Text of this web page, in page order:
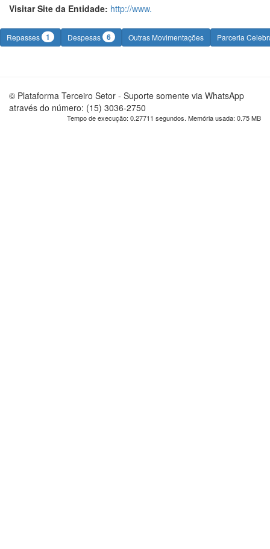
Visitar Site da Entidade: http://www.
Repasses 1 Despesas 6 Outras Movimentações Parceria
© Plataforma Terceiro Setor - Suporte somente via WhatsApp
através do número: (15) 3036-2750
Tempo de execução: 0.27711 segundos. Memória usada: 0.75 MB